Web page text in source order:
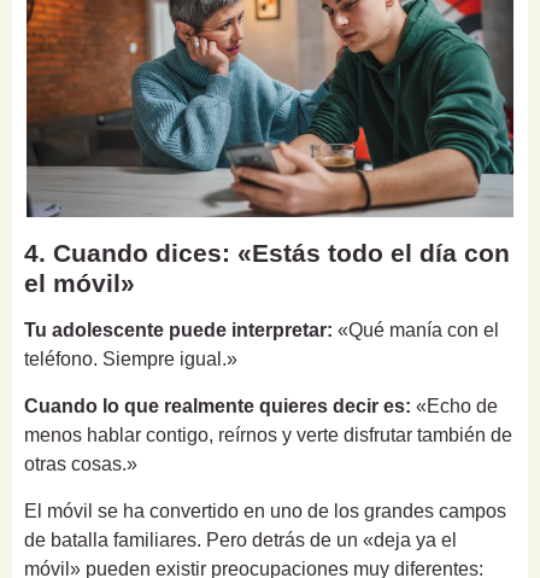
4. Cuando dices: «Estás todo el día con
el móvil»
Tu adolescente puede interpretar: «Qué manía con el
teléfono. Siempre igual.»
Cuando lo que realmente quieres decir es: «Echo de
menos hablar contigo, reírnos y verte disfrutar también de
otras cosas.»
El móvil se ha convertido en uno de los grandes campos
de batalla familiares. Pero detrás de un «deja ya el
móvil» pueden existir preocupaciones muy diferentes: